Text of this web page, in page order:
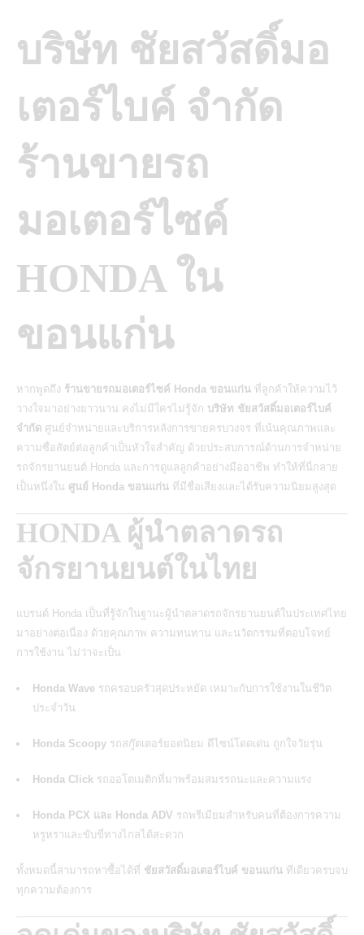
บริษัท ชัยสวัสดิ์มอ
เตอร์ไบค์ จำกัด
ร้านขายรถ
มอเตอร์ไซค์
HONDA ใน
ขอนแก่น
หากพูดถึง ร้านขายรถมอเตอร์ไซค์ Honda ขอนแก่น ที่ลูกค้าให้ความไว้
วางใจมาอย่างยาวนาน คงไม่มีใครไม่รู้จัก บริษัท ชัยสวัสดิ์มอเตอร์ไบค์
จำกัด ศูนย์จำหน่ายและบริการหลังการขายครบวงจร ที่เน้นคุณภาพและ
ความซื่อสัตย์ต่อลูกค้าเป็นหัวใจสำคัญ ด้วยประสบการณ์ด้านการจำหน่าย
รถจักรยานยนต์ Honda และการดูแลลูกค้าอย่างมืออาชีพ ทำให้ที่นี่กลาย
เป็นหนึ่งใน ศูนย์ Honda ขอนแก่น ที่มีชื่อเสียงและได้รับความนิยมสูงสุด
HONDA ผู้นำตลาดรถ
จักรยานยนต์ในไทย
แบรนด์ Honda เป็นที่รู้จักในฐานะผู้นำตลาดรถจักรยานยนต์ในประเทศไทย
มาอย่างต่อเนื่อง ด้วยคุณภาพ ความทนทาน และนวัตกรรมที่ตอบโจทย์
การใช้งาน ไม่ว่าจะเป็น
Honda Wave รถครอบครัวสุดประหยัด เหมาะกับการใช้งานในชีวิต
ประจำวัน
Honda Scoopy รถสกู๊ตเตอร์ยอดนิยม ดีไซน์โดดเด่น ถูกใจวัยรุ่น
Honda Click รถออโตเมติกที่มาพร้อมสมรรถนะและความแรง
Honda PCX และ Honda ADV รถพรีเมียมสำหรับคนที่ต้องการความ
หรูหราและขับขี่ทางไกลได้สะดวก
ทั้งหมดนี้สามารถหาซื้อได้ที่ ชัยสวัสดิ์มอเตอร์ไบค์ ขอนแก่น ที่เดียวครบจบ
ทุกความต้องการ